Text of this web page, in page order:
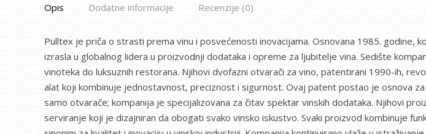
Opis Dodatne informacije Recenzije (0)
Pulltex je priča o strasti prema vinu i posvećenosti inovacijama. Osnovana 1985. godine,
izrasla u globalnog lidera u proizvodnji dodataka i opreme za ljubitelje vina. Sedište
vinoteka do luksuznih restorana. Njihovi dvofazni otvarači za vino, patentirani 1990-ih,
alat koji kombinuje jednostavnost, preciznost i sigurnost. Ovaj patent postao je osnova
samo otvarače; kompanija je specijalizovana za čitav spektar vinskih dodataka. Njihovi
serviranje koji je dizajniran da obogati svako vinsko iskustvo. Svaki proizvod kombinuje